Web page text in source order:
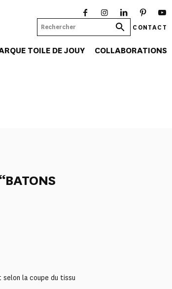
CONTACT
TOILE DE JOUY COLLABORATIONS
la coupe du tissu